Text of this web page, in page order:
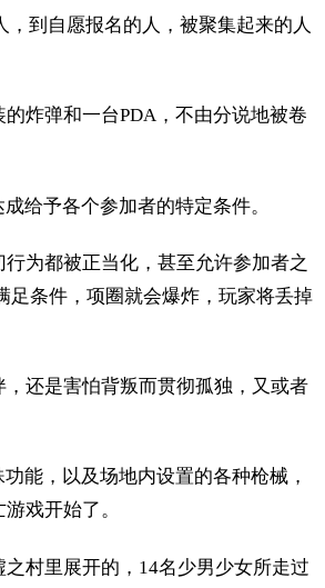
，到自愿报名的人，被聚集起来的人
炸弹和一台PDA，不由分说地被卷
给予各个参加者的特定条件。
为都被正当化，甚至允许参加者之
足条件，项圈就会爆炸，玩家将丢掉
，还是害怕背叛而贯彻孤独，又或者
能，以及场地内设置的各种枪械，
戏开始了。
村里展开的，14名少男少女所走过